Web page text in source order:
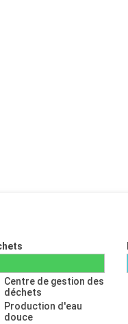
Centre de gestion des
déchets
Production d'eau
douce